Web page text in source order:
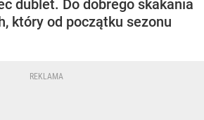
dublet. Do dobrego skakania
który od początku sezonu